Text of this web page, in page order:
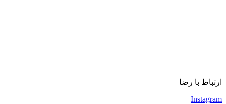
ارتباط با رضا
Instagram